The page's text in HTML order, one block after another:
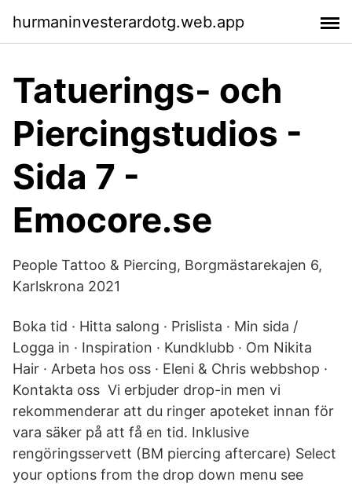
hurmaninvesterardotg.web.app
Tatuerings- och
Piercingstudios -
Sida 7 -
Emocore.se
People Tattoo & Piercing, Borgmästarekajen 6,
Karlskrona 2021
Boka tid · Hitta salong · Prislista · Min sida /
Logga in · Inspiration · Kundklubb · Om Nikita
Hair · Arbeta hos oss · Eleni & Chris webbshop ·
Kontakta oss Vi erbjuder drop-in men vi
rekommenderar att du ringer apoteket innan för
vara säker på att få en tid. Inklusive
rengöringsservett (BM piercing aftercare) Select
your options from the drop down menu see